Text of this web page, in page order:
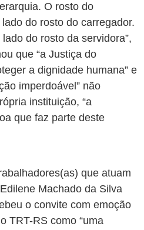
O rosto do
do rosto do carregador.
do rosto da servidora”,
que “a Justiça do
a dignidade humana” e
imperdoável” não
instituição, “a
que faz parte deste
que atuam
Machado da Silva
o convite com emoção
TRT-RS como “uma